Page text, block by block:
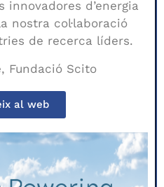
d’energia
nostra col·laboració
de recerca líders.
Fundació Scito
al web